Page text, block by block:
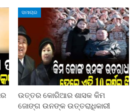
ସମାଚାର
ଉତ୍ତର କୋରିଆର ଶାସକ କିମ
ଜୋଙ୍ଗ ଉନଙ୍କ ଉତ୍ତରାଧିକାରୀ